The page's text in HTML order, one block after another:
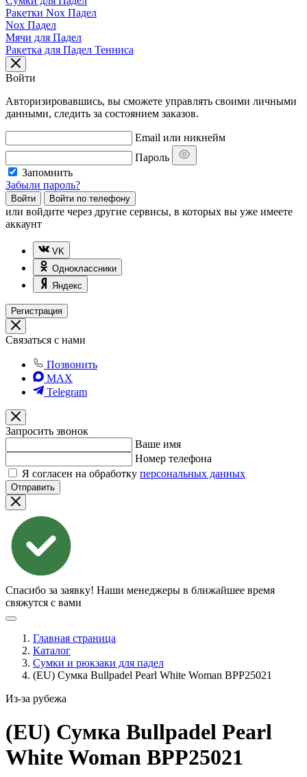
Ракетки Nox Падел
Nox Падел
Мячи для Падел
Ракетка для Падел Тенниса
Войти
Авторизировавшись, вы сможете управлять своими личными
данными, следить за состоянием заказов.
Email или никнейм
Пароль
Запомнить
Забыли пароль?
Войти Войти по телефону
или войдите через другие сервисы, в которых вы уже имеете
аккаунт
VK
Одноклассники
Яндекс
Регистрация
Связаться с нами
Позвонить
MAX
Telegram
Запросить звонок
Ваше имя
Номер телефона
Я согласен на обработку персональных данных
Отправить
Спасибо за заявку! Наши менеджеры в ближайшее время
свяжутся с вами
Главная страница
Каталог
Сумки и рюкзаки для падел
(EU) Сумка Bullpadel Pearl White Woman BPP25021
Из-за рубежа
(EU) Сумка Bullpadel Pearl
White Woman BPP25021